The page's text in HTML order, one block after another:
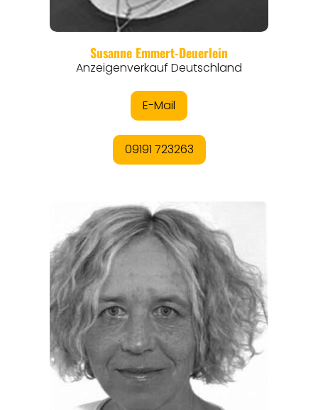
ORTE
EVENTS
REISEFÜHRER
REISEMAGAZINE